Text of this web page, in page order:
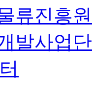
류진흥원
발사업단